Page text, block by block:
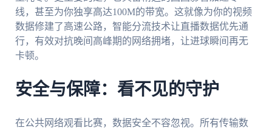
线，甚至为你独享高达100M的带宽。这就像为你的视频
数据修建了高速公路，智能分流技术让直播数据优先通
行，有效对抗晚间高峰期的网络拥堵，让进球瞬间再无
卡顿。
安全与保障：看不见的守护
在公共网络观看比赛，数据安全不容忽视。所有传输数